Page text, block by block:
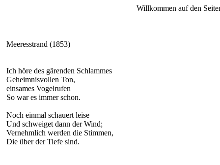
Willkommen auf den
Meeresstrand (1853)
Ich höre des gärenden Schlammes
Geheimnisvollen Ton,
einsames Vogelrufen
So war es immer schon.
Noch einmal schauert leise
Und schweiget dann der Wind;
Vernehmlich werden die Stimmen,
Die über der Tiefe sind.